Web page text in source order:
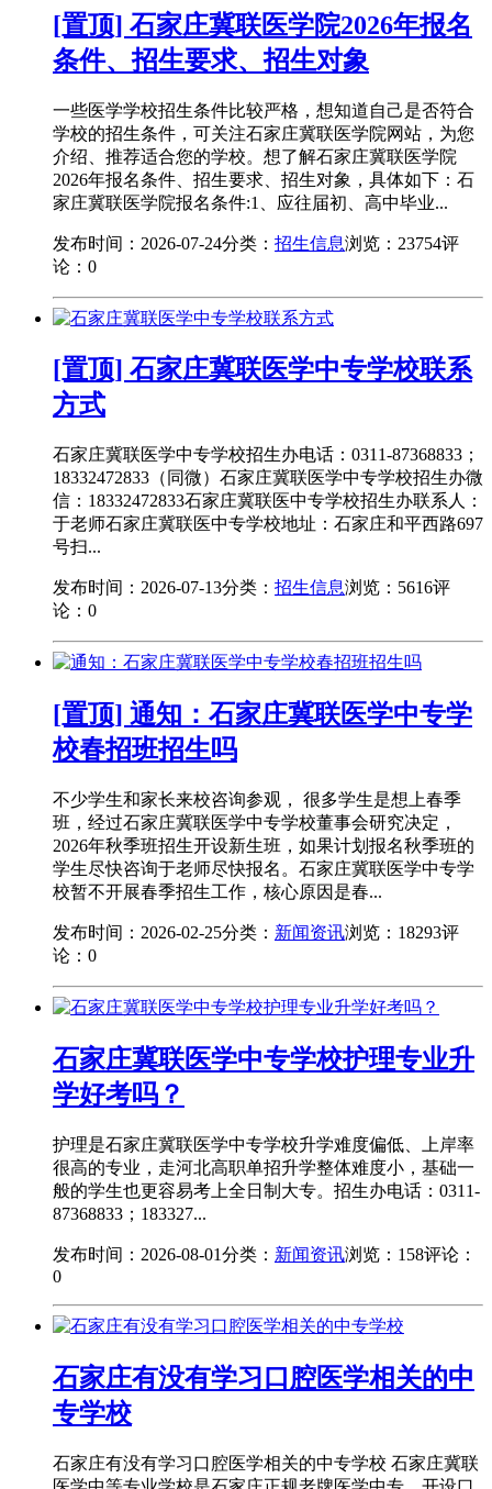
[置顶] 石家庄冀联医学院2026年报名
条件、招生要求、招生对象
一些医学学校招生条件比较严格，想知道自己是否符合
学校的招生条件，可关注石家庄冀联医学院网站，为您
介绍、推荐适合您的学校。想了解石家庄冀联医学院
2026年报名条件、招生要求、招生对象，具体如下：石
家庄冀联医学院报名条件:1、应往届初、高中毕业...
发布时间：2026-07-24分类： 招生信息浏览：23754评
论：0
[置顶] 石家庄冀联医学中专学校联系
方式
石家庄冀联医学中专学校招生办电话：0311-87368833；
18332472833（同微）石家庄冀联医学中专学校招生办微
信：18332472833石家庄冀联医中专学校招生办联系人：
于老师石家庄冀联医中专学校地址：石家庄和平西路697
号扫...
发布时间：2026-07-13分类： 招生信息浏览：5616评
论：0
[置顶] 通知：石家庄冀联医学中专学
校春招班招生吗
不少学生和家长来校咨询参观， 很多学生是想上春季
班，经过石家庄冀联医学中专学校董事会研究决定，
2026年秋季班招生开设新生班，如果计划报名秋季班的
学生尽快咨询于老师尽快报名。石家庄冀联医学中专学
校暂不开展春季招生工作，核心原因是春...
发布时间：2026-02-25分类： 新闻资讯浏览：18293评
论：0
石家庄冀联医学中专学校护理专业升
学好考吗？
护理是石家庄冀联医学中专学校升学难度偏低、上岸率
很高的专业，走河北高职单招升学整体难度小，基础一
般的学生也更容易考上全日制大专。招生办电话：0311-
87368833；183327...
发布时间：2026-08-01分类： 新闻资讯浏览：158评论：
0
石家庄有没有学习口腔医学相关的中
专学校
石家庄有没有学习口腔医学相关的中专学校 石家庄冀联